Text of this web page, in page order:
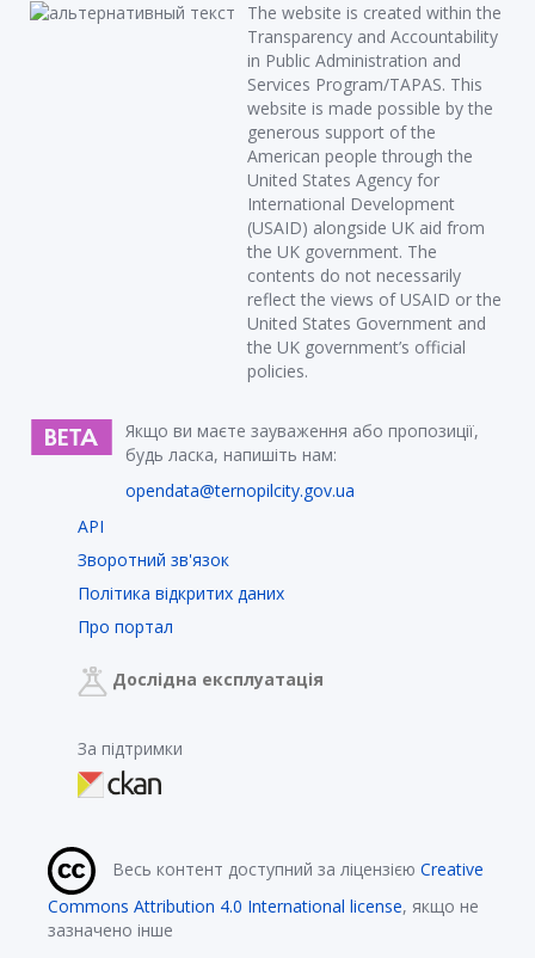
The website is created within the
Transparency and Accountability
in Public Administration and
Services Program/TAPAS. This
website is made possible by the
generous support of the
American people through the
United States Agency for
International Development
(USAID) alongside UK aid from
the UK government. The
contents do not necessarily
reflect the views of USAID or the
United States Government and
the UK government’s official
policies.
Якщо ви маєте зауваження або пропозиції,
будь ласка, напишіть нам:
opendata@ternopilcity.gov.ua
API
Зворотний зв'язок
Політика відкритих даних
Про портал
Дослідна експлуатація
За підтримки
Весь контент доступний за ліцензією Creative
Commons Attribution 4.0 International license, якщо не
зазначено інше